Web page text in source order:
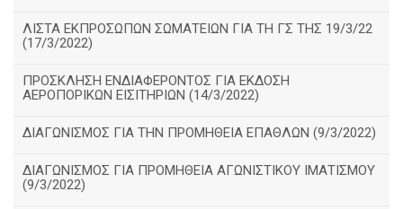
ΛΙΣΤΑ ΕΚΠΡΟΣΩΠΩΝ ΣΩΜΑΤΕΙΩΝ ΓΙΑ ΤΗ ΓΣ ΤΗΣ 19/3/22
(17/3/2022)
ΠΡΟΣΚΛΗΣΗ ΕΝΔΙΑΦΕΡΟΝΤΟΣ ΓΙΑ ΕΚΔΟΣΗ
ΑΕΡΟΠΟΡΙΚΩΝ ΕΙΣΙΤΗΡΙΩΝ (14/3/2022)
ΔΙΑΓΩΝΙΣΜΟΣ ΓΙΑ ΤΗΝ ΠΡΟΜΗΘΕΙΑ ΕΠΑΘΛΩΝ (9/3/2022)
ΔΙΑΓΩΝΙΣΜΟΣ ΓΙΑ ΠΡΟΜΗΘΕΙΑ ΑΓΩΝΙΣΤΙΚΟΥ ΙΜΑΤΙΣΜΟΥ
(9/3/2022)